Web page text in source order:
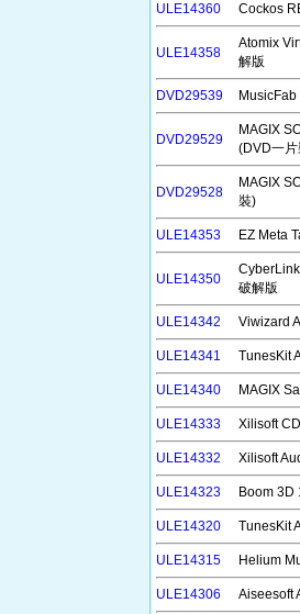
ULE14360 Cockos
ULE14358
Atomix
解版
DVD29539
DVD29529
MAGIX
(DVD一
DVD29528
MAGIX
裝)
ULE14353 EZ Meta
ULE14350
破解版
ULE14342 Viwizard
ULE14341 TunesKit
ULE14340 MAGIX
ULE14333 Xilisoft
ULE14332 Xilisoft
ULE14323 Boom 3D
ULE14320 TunesKit
ULE14315 Helium
ULE14306 Aiseesoft